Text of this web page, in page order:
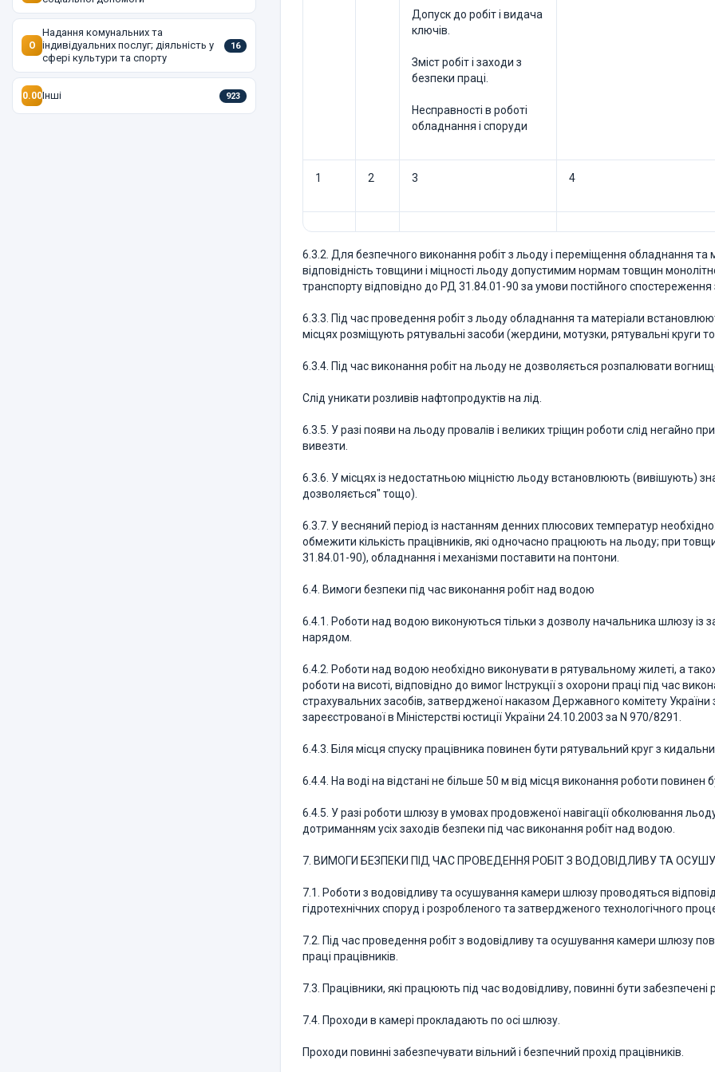
O
Надання комунальних та
індивідуальних послуг; діяльність у
сфері культури та спорту
16
0.00Інші 923
Допуск до робіт і видача
ключів.
Зміст робіт і заходи з
безпеки праці.
Несправності в роботі
обладнання і споруди
1 2 3 4
6.3.2. Для безпечного виконання робіт з льоду і переміщення обладнання та
відповідність товщини і міцності льоду допустимим нормам товщин
транспорту відповідно до РД 31.84.01-90 за умови постійного спостереження
6.3.3. Під час проведення робіт з льоду обладнання та матеріали
місцях розміщують рятувальні засоби (жердини, мотузки, рятувальні круги
6.3.4. Під час виконання робіт на льоду не дозволяється розпалювати
Слід уникати розливів нафтопродуктів на лід.
6.3.5. У разі появи на льоду провалів і великих тріщин роботи слід негайно
вивезти.
6.3.6. У місцях із недостатньою міцністю льоду встановлюють (вивішують)
дозволяється" тощо).
6.3.7. У весняний період із настанням денних плюсових температур
обмежити кількість працівників, які одночасно працюють на льоду; при
31.84.01-90), обладнання і механізми поставити на понтони.
6.4. Вимоги безпеки під час виконання робіт над водою
6.4.1. Роботи над водою виконуються тільки з дозволу начальника шлюзу із
нарядом.
6.4.2. Роботи над водою необхідно виконувати в рятувальному жилеті, а
роботи на висоті, відповідно до вимог Інструкції з охорони праці під час
страхувальних засобів, затвердженої наказом Державного комітету
зареєстрованої в Міністерстві юстиції України 24.10.2003 за N 970/8291.
6.4.3. Біля місця спуску працівника повинен бути рятувальний круг з
6.4.4. На воді на відстані не більше 50 м від місця виконання роботи
6.4.5. У разі роботи шлюзу в умовах продовженої навігації обколювання
дотриманням усіх заходів безпеки під час виконання робіт над водою.
7. ВИМОГИ БЕЗПЕКИ ПІД ЧАС ПРОВЕДЕННЯ РОБІТ З ВОДОВІДЛИВУ ТА
7.1. Роботи з водовідливу та осушування камери шлюзу проводяться
гідротехнічних споруд і розробленого та затвердженого технологічного
7.2. Під час проведення робіт з водовідливу та осушування камери шлюзу
праці працівників.
7.3. Працівники, які працюють під час водовідливу, повинні бути
7.4. Проходи в камері прокладають по осі шлюзу.
Проходи повинні забезпечувати вільний і безпечний прохід працівників.